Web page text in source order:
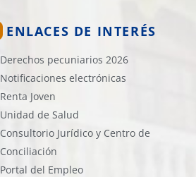
ENLACES DE INTERÉS
Derechos pecuniarios 2026
Notificaciones electrónicas
Renta Joven
Unidad de Salud
Consultorio Jurídico y Centro de
Conciliación
Portal del Empleo